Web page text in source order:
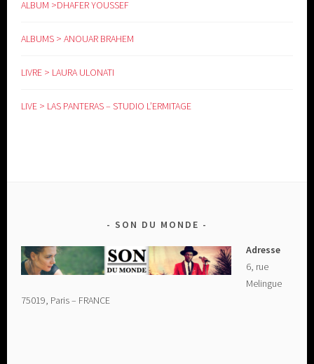
ALBUM >DHAFER YOUSSEF
ALBUMS > ANOUAR BRAHEM
LIVRE > LAURA ULONATI
LIVE > LAS PANTERAS – STUDIO L’ERMITAGE
SON DU MONDE
Adresse
6, rue
Melingue
75019, Paris – FRANCE